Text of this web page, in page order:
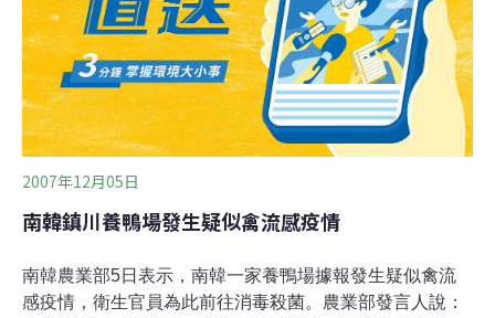
2007年12月05日
南韓鎮川養鴨場發生疑似禽流感疫情
南韓農業部5日表示，南韓一家養鴨場據報發生疑似禽流
感疫情，衛生官員為此前往消毒殺菌。農業部發言人說：